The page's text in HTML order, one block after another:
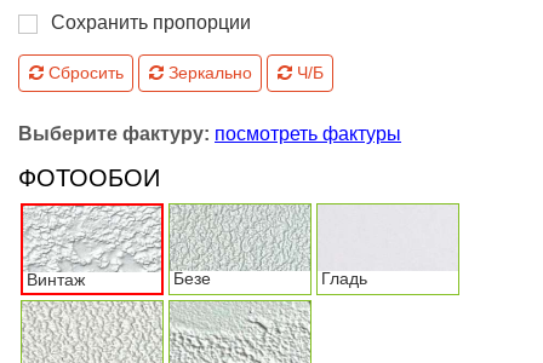
Сохранить пропорции
Сбросить Зеркально Ч/Б
Выберите фактуру: посмотреть фактуры
ФОТООБОИ
Винтаж Безе Гладь